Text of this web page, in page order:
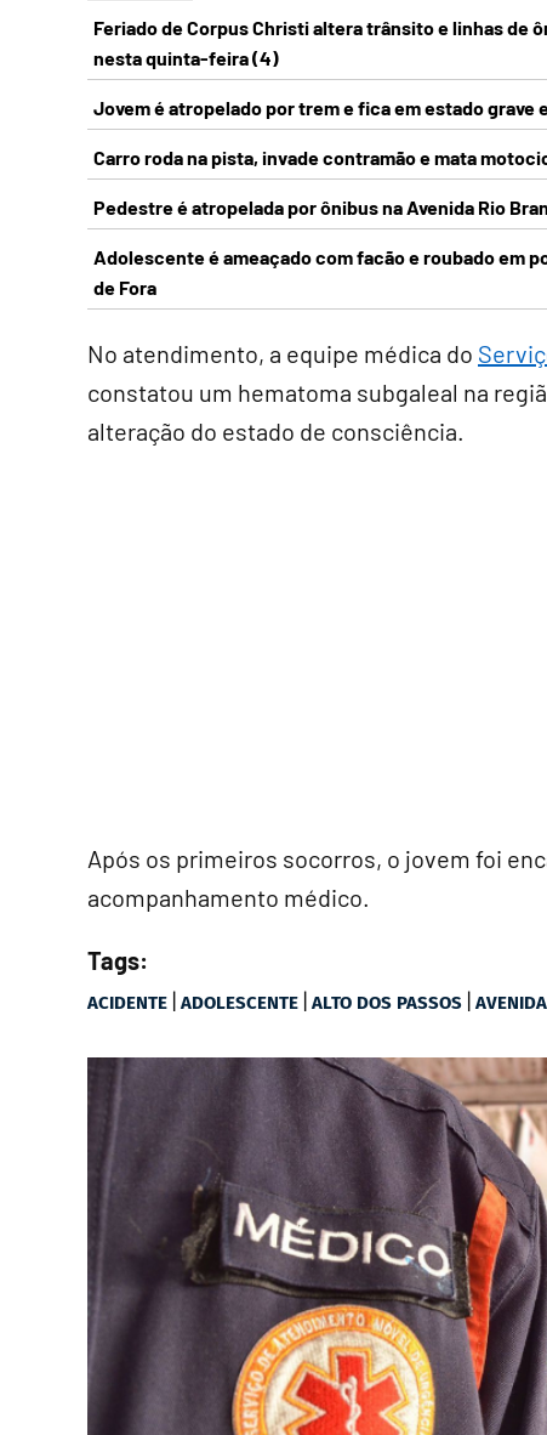
Feriado de Corpus Christi altera trânsito e linhas de
nesta quinta-feira (4)
Jovem é atropelado por trem e fica em estado grave
Carro roda na pista, invade contramão e mata
Pedestre é atropelada por ônibus na Avenida Rio
Adolescente é ameaçado com facão e roubado em
de Fora
No atendimento, a equipe médica do
constatou um hematoma subgaleal na
alteração do estado de consciência.
Após os primeiros socorros, o jovem foi
acompanhamento médico.
Tags:
ACIDENTE | ADOLESCENTE | ALTO DOS PASSOS |